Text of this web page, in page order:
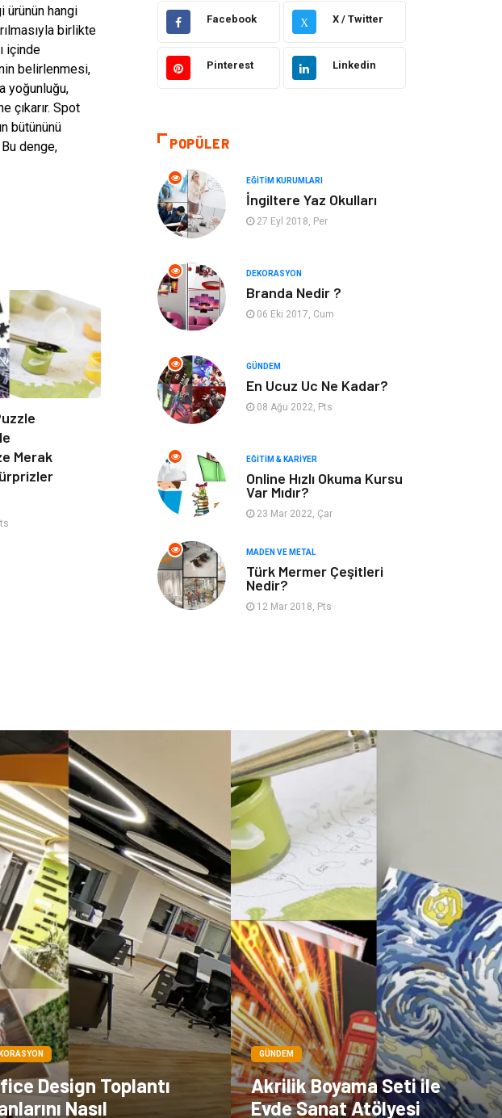
ürünün hangi
birlikte
içinde
belirlenmesi,
yoğunluğu,
çıkarır. Spot
bütününü
denge,
Merak
Taşımacılık
Hukuk Giyim
Yapı İnşaat
Tatil Eğlence
Bahçe Ev Maden ve Metal
Hizmet Eğitim Kurumları
Organizasyon Plastik
Emlak
Finans & Ekonomi Mobilya
Ürünler
Aksesuar İnternet
Nakliyat
Bebek Giyim Alüminyum
Kına Gecesi
Spor Malzemeleri Basın Yayın
Moda İthalat İhracat
Bakım
Facebook X X / Twitter
Pinterest Linkedin
POPÜLER
EĞITIM KURUMLARI
İngiltere Yaz Okulları
27 Eyl 2018, Per
DEKORASYON
Branda Nedir ?
06 Eki 2017, Cum
GÜNDEM
En Ucuz Uc Ne Kadar?
08 Ağu 2022, Pts
EĞITIM & KARIYER
Online Hızlı Okuma Kursu
Var Mıdır?
23 Mar 2022, Çar
MADEN VE METAL
Türk Mermer Çeşitleri
Nedir?
12 Mar 2018, Pts
Design Toplantı
Nasıl
GÜNDEM
Akrilik Boyama Seti ile
Evde Sanat Atölyesi